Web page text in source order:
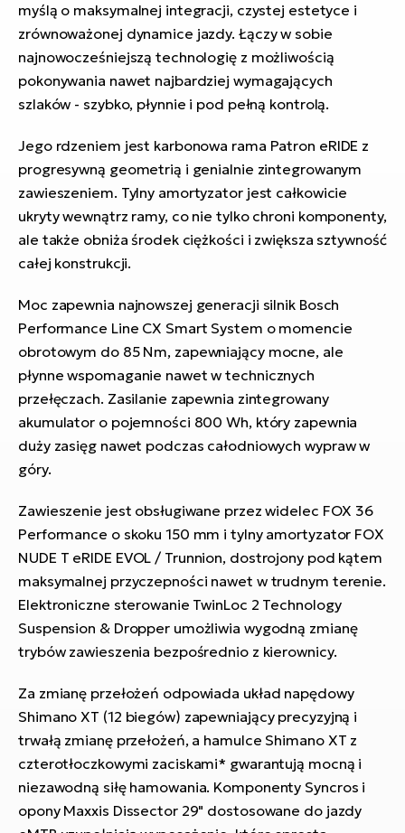
myślą o maksymalnej integracji, czystej estetyce i
zrównoważonej dynamice jazdy. Łączy w sobie
najnowocześniejszą technologię z możliwością
pokonywania nawet najbardziej wymagających
szlaków - szybko, płynnie i pod pełną kontrolą.
Jego rdzeniem jest karbonowa rama Patron eRIDE z
progresywną geometrią i genialnie zintegrowanym
zawieszeniem. Tylny amortyzator jest całkowicie
ukryty wewnątrz ramy, co nie tylko chroni komponenty,
ale także obniża środek ciężkości i zwiększa sztywność
całej konstrukcji.
Moc zapewnia najnowszej generacji silnik Bosch
Performance Line CX Smart System o momencie
obrotowym do 85 Nm, zapewniający mocne, ale
płynne wspomaganie nawet w technicznych
przełęczach. Zasilanie zapewnia zintegrowany
akumulator o pojemności 800 Wh, który zapewnia
duży zasięg nawet podczas całodniowych wypraw w
góry.
Zawieszenie jest obsługiwane przez widelec FOX 36
Performance o skoku 150 mm i tylny amortyzator FOX
NUDE T eRIDE EVOL / Trunnion, dostrojony pod kątem
maksymalnej przyczepności nawet w trudnym terenie.
Elektroniczne sterowanie TwinLoc 2 Technology
Suspension & Dropper umożliwia wygodną zmianę
trybów zawieszenia bezpośrednio z kierownicy.
Za zmianę przełożeń odpowiada układ napędowy
Shimano XT (12 biegów) zapewniający precyzyjną i
trwałą zmianę przełożeń, a hamulce Shimano XT z
czterotłoczkowymi zaciskami* gwarantują mocną i
niezawodną siłę hamowania. Komponenty Syncros i
opony Maxxis Dissector 29" dostosowane do jazdy